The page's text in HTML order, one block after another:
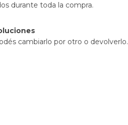
durante toda la compra.
cambiarlo por otro o devolverlo.